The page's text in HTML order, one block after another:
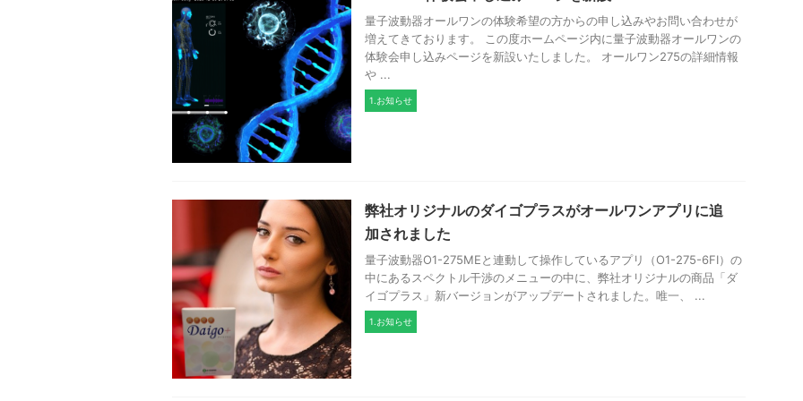
量子波動器オールワンの体験希望の方からの申し込みやお問い合わせが
増えてきております。 この度ホームページ内に量子波動器オールワンの
体験会申し込みページを新設いたしました。 オールワン275の詳細情報
や ...
1.お知らせ
弊社オリジナルのダイゴプラスがオールワンアプリに追
加されました
量子波動器O1-275MEと連動して操作しているアプリ（O1-275-6FI）の
中にあるスペクトル干渉のメニューの中に、弊社オリジナルの商品「ダ
イゴプラス」新バージョンがアップデートされました。唯一、 ...
1.お知らせ